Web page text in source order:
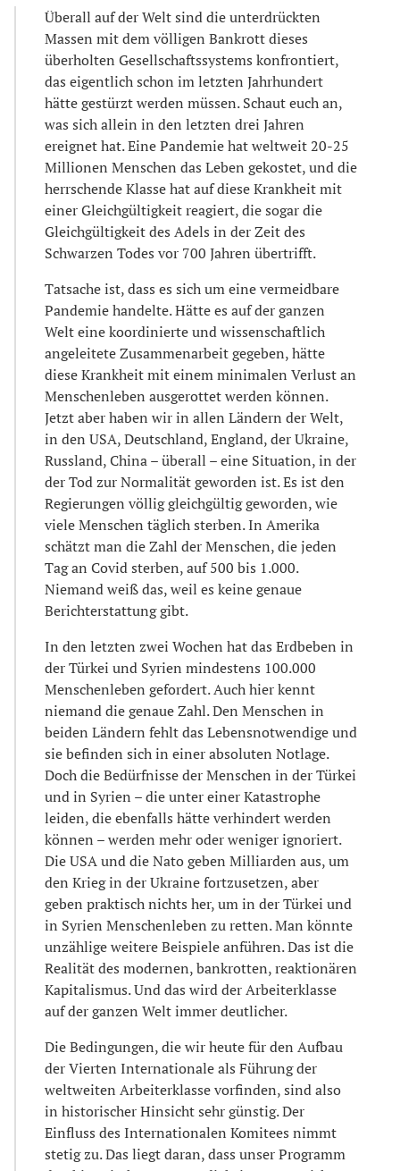
Überall auf der Welt sind die unterdrückten
Massen mit dem völligen Bankrott dieses
überholten Gesellschaftssystems konfrontiert,
das eigentlich schon im letzten Jahrhundert
hätte gestürzt werden müssen. Schaut euch an,
was sich allein in den letzten drei Jahren
ereignet hat. Eine Pandemie hat weltweit 20-25
Millionen Menschen das Leben gekostet, und die
herrschende Klasse hat auf diese Krankheit mit
einer Gleichgültigkeit reagiert, die sogar die
Gleichgültigkeit des Adels in der Zeit des
Schwarzen Todes vor 700 Jahren übertrifft.
Tatsache ist, dass es sich um eine vermeidbare
Pandemie handelte. Hätte es auf der ganzen
Welt eine koordinierte und wissenschaftlich
angeleitete Zusammenarbeit gegeben, hätte
diese Krankheit mit einem minimalen Verlust an
Menschenleben ausgerottet werden können.
Jetzt aber haben wir in allen Ländern der Welt,
in den USA, Deutschland, England, der Ukraine,
Russland, China – überall – eine Situation, in der
der Tod zur Normalität geworden ist. Es ist den
Regierungen völlig gleichgültig geworden, wie
viele Menschen täglich sterben. In Amerika
schätzt man die Zahl der Menschen, die jeden
Tag an Covid sterben, auf 500 bis 1.000.
Niemand weiß das, weil es keine genaue
Berichterstattung gibt.
In den letzten zwei Wochen hat das Erdbeben in
der Türkei und Syrien mindestens 100.000
Menschenleben gefordert. Auch hier kennt
niemand die genaue Zahl. Den Menschen in
beiden Ländern fehlt das Lebensnotwendige und
sie befinden sich in einer absoluten Notlage.
Doch die Bedürfnisse der Menschen in der Türkei
und in Syrien – die unter einer Katastrophe
leiden, die ebenfalls hätte verhindert werden
können – werden mehr oder weniger ignoriert.
Die USA und die Nato geben Milliarden aus, um
den Krieg in der Ukraine fortzusetzen, aber
geben praktisch nichts her, um in der Türkei und
in Syrien Menschenleben zu retten. Man könnte
unzählige weitere Beispiele anführen. Das ist die
Realität des modernen, bankrotten, reaktionären
Kapitalismus. Und das wird der Arbeiterklasse
auf der ganzen Welt immer deutlicher.
Die Bedingungen, die wir heute für den Aufbau
der Vierten Internationale als Führung der
weltweiten Arbeiterklasse vorfinden, sind also
in historischer Hinsicht sehr günstig. Der
Einfluss des Internationalen Komitees nimmt
stetig zu. Das liegt daran, dass unser Programm